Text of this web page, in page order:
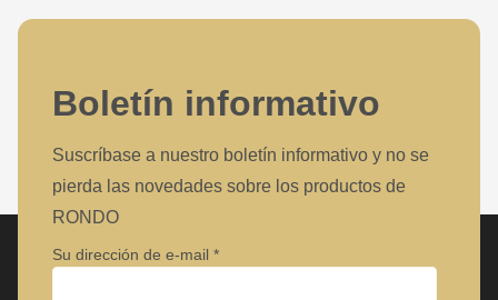
Boletín informativo
Suscríbase a nuestro boletín informativo y no se
pierda las novedades sobre los productos de
RONDO
Su dirección de e-mail